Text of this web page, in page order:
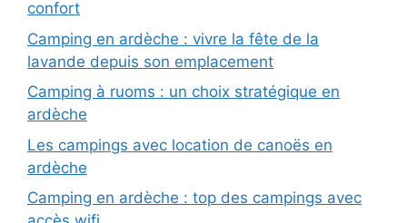
confort
Camping en ardèche : vivre la fête de la
lavande depuis son emplacement
Camping à ruoms : un choix stratégique en
ardèche
Les campings avec location de canoës en
ardèche
Camping en ardèche : top des campings avec